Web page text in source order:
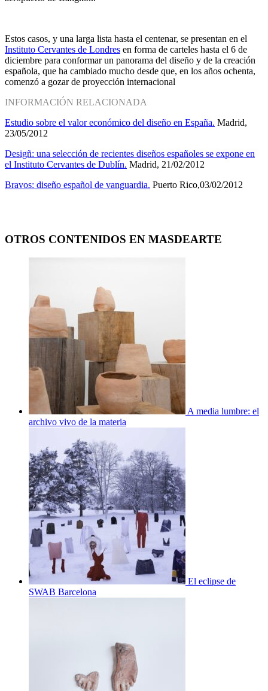
Estos casos, y una larga lista hasta el centenar, se presentan en el
Instituto Cervantes de Londres en forma de carteles hasta el 6 de
diciembre para conformar un panorama del diseño y de la creación
española, que ha cambiado mucho desde que, en los años ochenta,
comenzó a gozar de proyección internacional
INFORMACIÓN RELACIONADA
Estudio sobre el valor económico del diseño en España. Madrid,
23/05/2012
Desigñ: una selección de recientes diseños españoles se expone en
el Instituto Cervantes de Dublín. Madrid, 21/02/2012
Bravos: diseño español de vanguardia. Puerto Rico,03/02/2012
OTROS CONTENIDOS EN MASDEARTE
A media lumbre: el
archivo vivo de la materia
El eclipse de
SWAB Barcelona